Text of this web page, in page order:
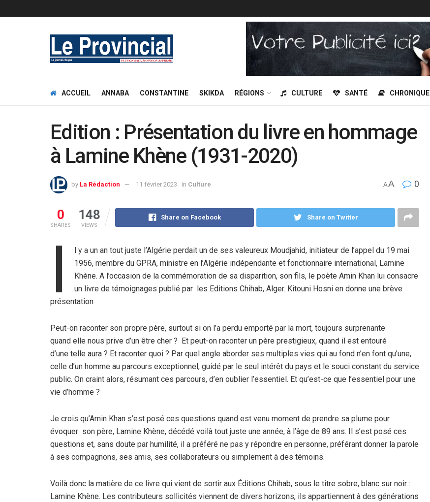
ACCUEIL ANNABA CONSTANTINE SKIKDA RÉGIONS CULTURE SANTÉ CHRONIQUE
Edition : Présentation du livre en hommage
à Lamine Khène (1931-2020)
by La Rédaction 11 février 2023 in Culture AA 0
0
SHARES
148
VIEWS
Share on Facebook Share on Twitter
I
l y a un an tout juste l’Algérie perdait un de ses valeureux Moudjahid, initiateur de l’appel du 19 mai
1956, membre du GPRA, ministre en l’Algérie indépendante et fonctionnaire international, Lamine
Khène. A l’occasion de la commémoration de sa disparition, son fils, le poète Amin Khan lui consacre
un livre de témoignages publié par les Editions Chihab, Alger. Kitouni Hosni en donne une brève
présentation
Peut-on raconter son propre père, surtout si on l’a perdu emporté par la mort, toujours surprenante
quand elle nous prive d’un être cher ? Et peut-on raconter un père prestigieux, quand il est entouré
d’une telle aura ? Et raconter quoi ? Par quel angle aborder ses multiples vies qui au fond n’en font qu’une,
celle d’un homme au parcours exceptionnel, guidé par le seul intérêt du pays et le souci constant du service
public. On craint alors, résumant ces parcours, d’en oublier l’essentiel. Et qu’est-ce que l’essentiel pour une
vie d’homme ?
Je crois qu’Amin Khan s’est posé ces questions quand est venu moment de prendre sa plume pour
évoquer son père, Lamine Khène, décédé voilà tout juste une année, à l’âge de 89 ans. Il s’est posé ces
questions et, sans doute par humilité, il a préféré ne pas y répondre en personne, préférant donner la parole
à ses compagnons, ses amis, ses collaborateurs ou simplement à des témoins.
Voilà donc la matière de ce livre qui vient de sortir aux Éditions Chihab, sous le titre sobre, blanc sur noir :
Lamine Khène. Les contributeurs sollicités viennent de divers horizons, ils appartiennent à des générations